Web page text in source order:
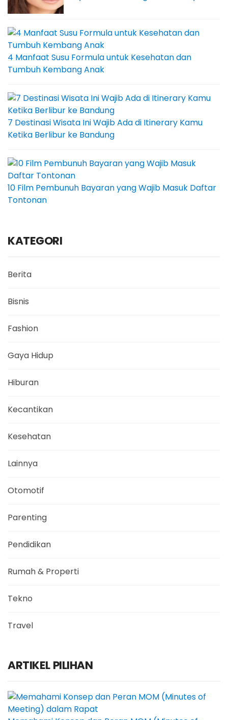
4 Manfaat Susu Formula untuk Kesehatan dan
Tumbuh Kembang Anak
7 Destinasi Wisata Ini Wajib Ada di Itinerary Kamu
Ketika Berlibur ke Bandung
10 Film Pembunuh Bayaran yang Wajib Masuk Daftar
Tontonan
KATEGORI
Berita
Bisnis
Fashion
Gaya Hidup
Hiburan
Kecantikan
Kesehatan
Lainnya
Otomotif
Parenting
Pendidikan
Rumah & Properti
Tekno
Travel
ARTIKEL PILIHAN